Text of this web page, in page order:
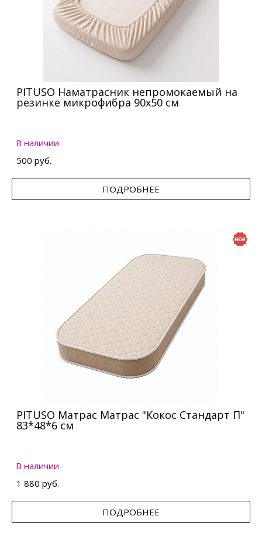
PITUSO Наматрасник непромокаемый на
резинке микрофибра 90х50 см
В наличии
500 руб.
ПОДРОБНЕЕ
PITUSO Матрас Матрас "Кокос Стандарт П"
83*48*6 см
В наличии
1 880 руб.
ПОДРОБНЕЕ